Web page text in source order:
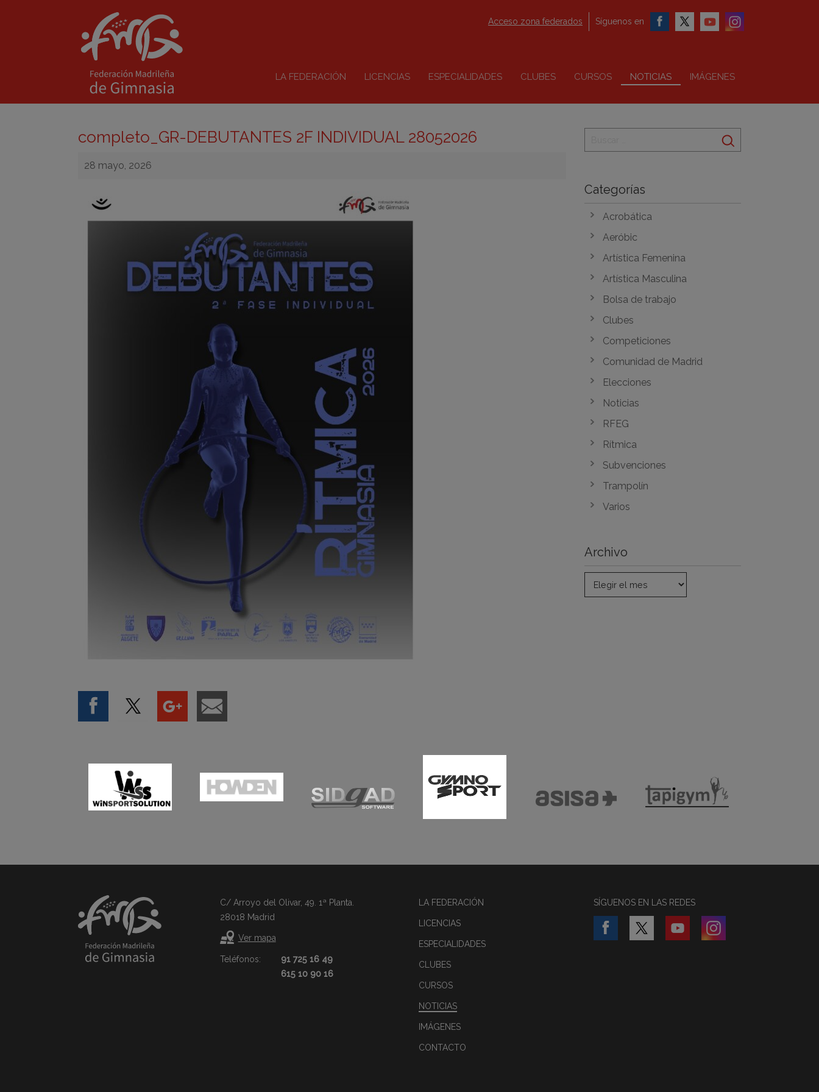
LA FEDERACIÓN LICENCIAS ESPECIALIDADES CLUBES CURSOS NOTICIAS IMÁGENES
Acceso zona federados Síguenos en
completo_GR-DEBUTANTES 2F INDIVIDUAL 28052026
28 mayo, 2026
Categorías
Acrobática
Aeróbic
Artística Femenina
Artística Masculina
Bolsa de trabajo
Clubes
Competiciones
Comunidad de Madrid
Elecciones
Noticias
RFEG
Rítmica
Subvenciones
Trampolín
Varios
Archivo
C/ Arroyo del Olivar, 49. 1ª Planta.
28018 Madrid
Ver mapa
Teléfonos:
91 725 16 49
615 10 90 16
LA FEDERACIÓN
LICENCIAS
ESPECIALIDADES
CLUBES
CURSOS
NOTICIAS
IMÁGENES
CONTACTO
SÍGUENOS EN LAS REDES